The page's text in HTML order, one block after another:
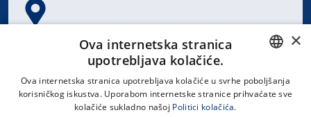
Spinčićeva 1, 21000 Split
CROATIAN
×
Ova internetska stranica
upotrebljava kolačiće.
Ova internetska stranica upotrebljava kolačiće u svrhe poboljšanja
korisničkog iskustva. Uporabom internetske stranice prihvaćate sve
kolačiće sukladno našoj Politici kolačića.